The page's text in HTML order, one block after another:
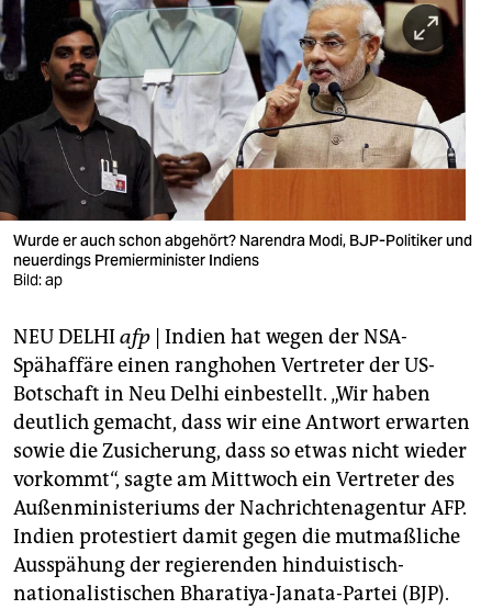
berlin
nord
wahrheit
verlag
veranstaltungen
shop
fragen & hilfe
unterstützen
abo
genossenschaft
epaper login
Wurde er auch schon abgehört? Narendra Modi, BJP-Politiker und
neuerdings Premierminister Indiens
Bild: ap
NEU DELHIafp | Indien hat wegen der NSA-
Spähaffäre einen ranghohen Vertreter der US-
Botschaft in Neu Delhi einbestellt. „Wir haben
deutlich gemacht, dass wir eine Antwort erwarten
sowie die Zusicherung, dass so etwas nicht wieder
vorkommt“, sagte am Mittwoch ein Vertreter des
Außenministeriums der Nachrichtenagentur AFP.
Indien protestiert damit gegen die mutmaßliche
Ausspähung der regierenden hinduistisch-
nationalistischen Bharatiya-Janata-Partei (BJP).